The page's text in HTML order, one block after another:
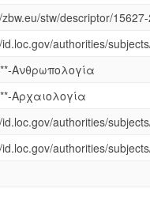
stw/descriptor/
authorities/
Ανθρωπολογία
Αρχαιολογία
authorities/
authorities/